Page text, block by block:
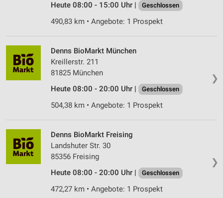
Heute 08:00 - 15:00 Uhr |
Geschlossen
490,83 km • Angebote: 1 Prospekt
❯
Denns BioMarkt München
Kreillerstr. 211
81825 München
Heute 08:00 - 20:00 Uhr |
Geschlossen
504,38 km • Angebote: 1 Prospekt
❯
Denns BioMarkt Freising
Landshuter Str. 30
85356 Freising
Heute 08:00 - 20:00 Uhr |
Geschlossen
472,27 km • Angebote: 1 Prospekt
Partnerliste anzeigen (1 IAB-Anbieter)
Wir nutzen Ihre Daten für folgende Zwecke:
Speichern von oder Zugriff auf Informationen
auf einem Endgerät
Verwendung reduzierter Daten zur Auswahl von
Werbeanzeigen
Erstellung von Profilen für personalisierte
Verwendung von Profilen zur Auswahl
personalisierter Werbung
Erstellung von Profilen zur Personalisierung
von Inhalten
Verwendung von Profilen zur Auswahl